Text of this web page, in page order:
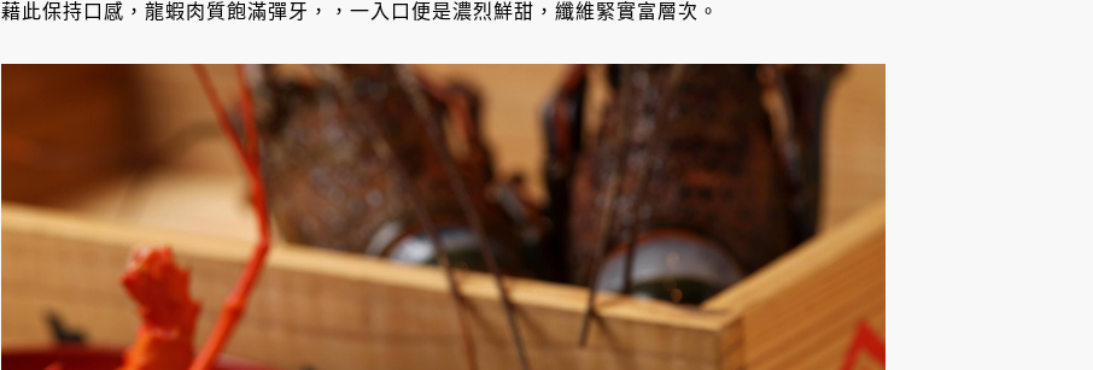
藉此保持口感，龍蝦肉質飽滿彈牙，，一入口便是濃烈鮮甜，纖維緊實富層次。